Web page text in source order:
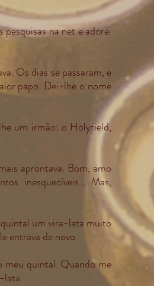
na net e adorei
Os dias se passaram, e
papo. Dei-lhe o nome
um irmão: o Holyfield,
aprontava. Bom, amo
inesquecíveis… Mas,
quintal um vira-lata muito
entrava de novo.
meu quintal. Quando me
lata.